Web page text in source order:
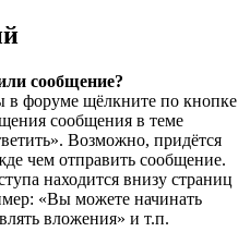
сообщение?
в форуме щёлкните по кнопке
сообщения в теме
Возможно, придётся
чем отправить сообщение.
находится внизу страниц
«Вы можете начинать
вложения» и т.п.